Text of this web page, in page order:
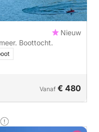
Nieuw
Boottocht.
Vanaf € 480